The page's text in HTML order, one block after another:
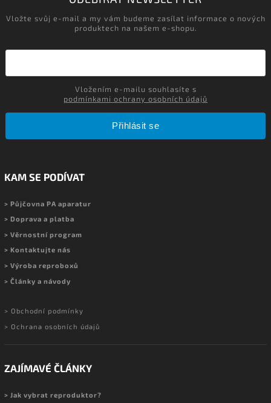
Vložte svůj e-mail a my vám budeme zasílat informace o nových
produktech na našem e-shopu.
podmínkami ochrany osobních údajů
Přihlásit se
KAM SE PODÍVAT
> Půjčovna PA aparatur
> Doprava a platba
> Věrnostní program
> Kontaktujte nás
> Výroba reproboxů
> Články a návody
> Obchodní podmínky
> Ochrana osobních údajů
ZAJÍMAVÉ ČLÁNKY
> Jak vybrat reproduktor?